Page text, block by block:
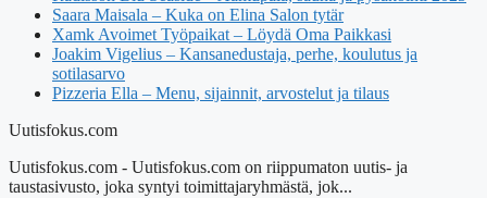
Saara Maisala – Kuka on Elina Salon tytär
Xamk Avoimet Työpaikat – Löydä Oma Paikkasi
Joakim Vigelius – Kansanedustaja, perhe, koulutus ja
sotilasarvo
Pizzeria Ella – Menu, sijainnit, arvostelut ja tilaus
Uutisfokus.com
Uutisfokus.com - Uutisfokus.com on riippumaton uutis- ja
taustasivusto, joka syntyi toimittajaryhmästä, jok...